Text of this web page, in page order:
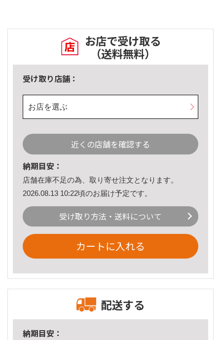
お店で受け取る
（送料無料）
受け取り店舗：
お店を選ぶ
近くの店舗を確認する
納期目安：
店舗在庫不足の為、取り寄せ注文となります。
2026.08.13 10:22頃のお届け予定です。
受け取り方法・送料について
カートに入れる
配送する
納期目安：